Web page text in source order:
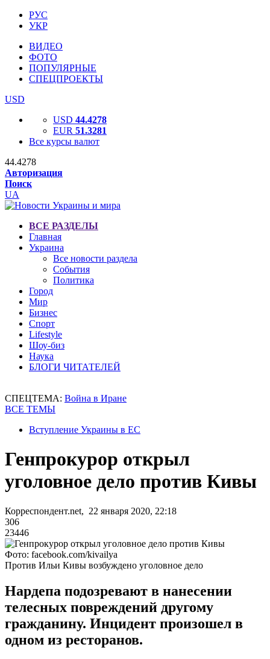
РУС
УКР
ВИДЕО
ФОТО
ПОПУЛЯРНЫЕ
СПЕЦПРОЕКТЫ
USD
USD 44.4278
EUR 51.3281
Все курсы валют
44.4278
Авторизация
Поиск
UA
ВСЕ РАЗДЕЛЫ
Главная
Украина
Все новости раздела
События
Политика
Город
Мир
Бизнес
Спорт
Lifestyle
Шоу-биз
Наука
БЛОГИ ЧИТАТЕЛЕЙ
СПЕЦТЕМА: Война в Иране
ВСЕ ТЕМЫ
Вступление Украины в ЕС
Генпрокурор открыл
уголовное дело против Кивы
Корреспондент.net, 22 января 2020, 22:18
306
23446
Фото: facebook.com/kivailya
Против Ильи Кивы возбуждено уголовное дело
Нардепа подозревают в нанесении
телесных повреждений другому
гражданину. Инцидент произошел в
одном из ресторанов.